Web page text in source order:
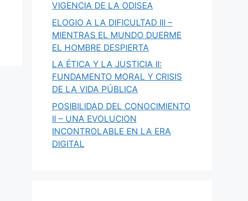
VIGENCIA DE LA ODISEA
ELOGIO A LA DIFICULTAD III –
MIENTRAS EL MUNDO DUERME
EL HOMBRE DESPIERTA
LA ÉTICA Y LA JUSTICIA II:
FUNDAMENTO MORAL Y CRISIS
DE LA VIDA PÚBLICA
POSIBILIDAD DEL CONOCIMIENTO
II – UNA EVOLUCION
INCONTROLABLE EN LA ERA
DIGITAL